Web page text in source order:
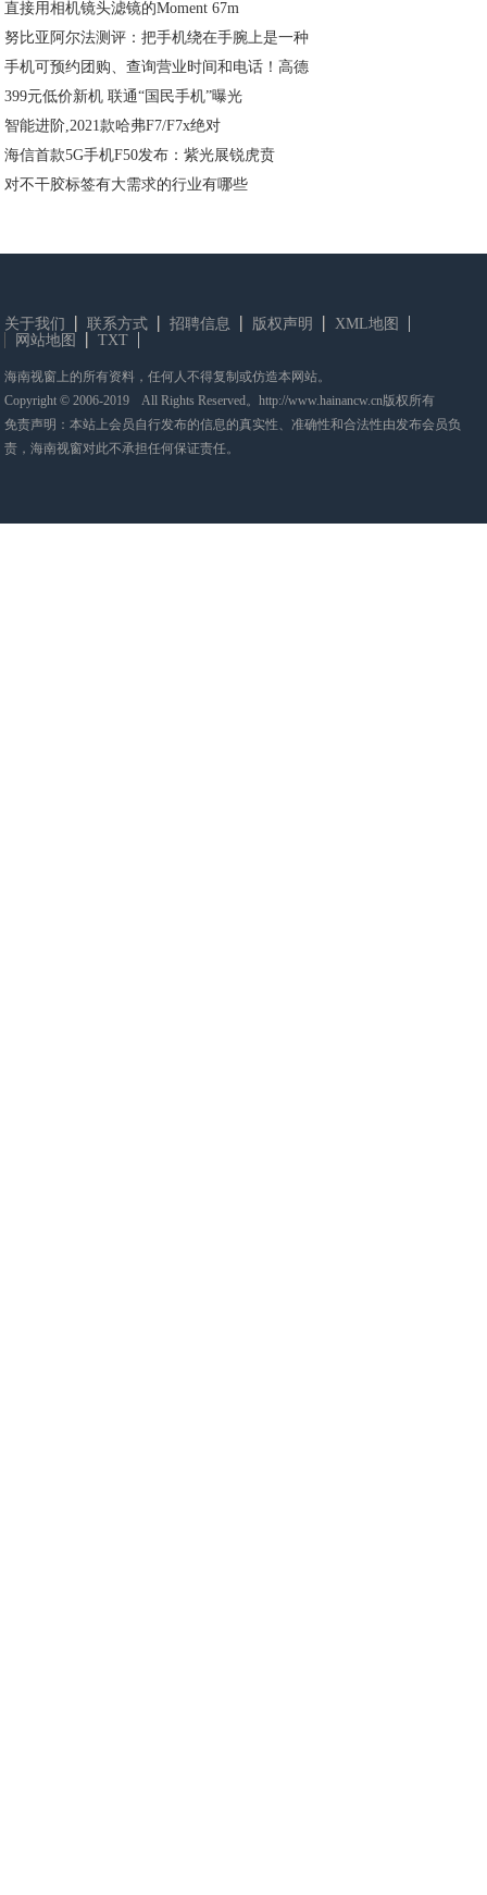
直接用相机镜头滤镜的Moment 67m
努比亚阿尔法测评：把手机绕在手腕上是一种
手机可预约团购、查询营业时间和电话！高德
399元低价新机 联通“国民手机”曝光
智能进阶,2021款哈弗F7/F7x绝对
海信首款5G手机F50发布：紫光展锐虎贲
对不干胶标签有大需求的行业有哪些
关于我们 联系方式 招聘信息 版权声明
XML地图
网站地图
TXT
海南视窗上的所有资料，任何人不得复制或仿造本网站。
Copyright © 2006-2019 All Rights Reserved。http://www.hainancw.cn版权所有
免责声明：本站上会员自行发布的信息的真实性、准确性和合法性由发布会员负
责，海南视窗对此不承担任何保证责任。